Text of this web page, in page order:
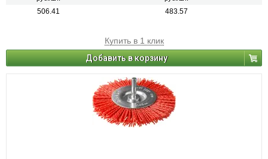
506.41 483.57
Купить в 1 клик
Добавить в корзину